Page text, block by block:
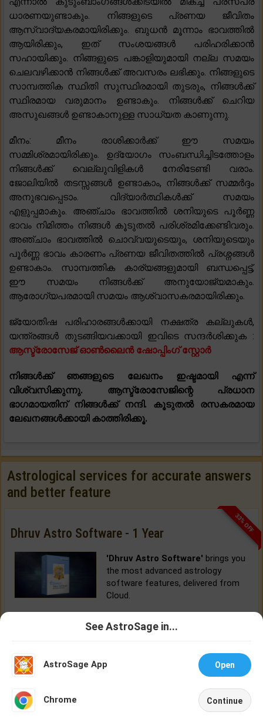
ധാരണയുണ്ടാകും. നിങ്ങളുടെ പ്രണയ ജീവിതം
ആസ്വാദ്യകരമായിരിക്കും. ബുധൻ മൂന്നാം ഭാവത്തിൽ
ആയിരിക്കും, ഇത് സംശയങ്ങൾ പരിഹരിക്കാൻ
സഹായിക്കും. നിങ്ങളുടെ പങ്കാളിയുമായി നല്ല സമയം
ചെലവഴിക്കാൻ നിങ്ങൾക്ക് അവസരം ലഭിക്കും. നിങ്ങളുടെ
സാമ്പത്തിക സ്ഥിതി സുസ്ഥിരമായി തുടരും, നിങ്ങൾക്ക്
സ്ഥിരമായ വരുമാനം ഉണ്ടാകും. നിങ്ങൾക്ക് ചെറിയ
അസുഖങ്ങൾ ഉണ്ടാകാനുള്ള സാധ്യത കാണുന്നു.
മീനം: മീനം രാശിക്കാർക്ക് ഈ സമയം
സമ്മിശ്രമായിരിക്കും. ഉദ്യോഗം സംബന്ധിച്ചിടത്തോളം
നിങ്ങൾക്ക് വെല്ലുവിളികൾ നേരിടേണ്ടി വരാം.
ജോലിയിൽ തടസ്സങ്ങൾ ഉണ്ടാകാം, നിങ്ങൾക്ക് സമ്മർദ്ദം
അനുഭവപ്പെടാം. വിദ്യാർത്ഥികൾക്ക് സമയം
എളുപ്പമാകും. അഞ്ചാം ഭാവത്തിൽ ശനിയുടെ പൂർണ്ണ
ഭാവം നിമിത്തം നിങ്ങൾ കൂടുതൽ പരിശ്രമിക്കേണ്ടിവരും.
അഞ്ചാം ഭാവത്തിൽ ചൊവ്വയുടെയും, ശനിയുടെയും
പൂർണ്ണ ഭാവം കാരണം പ്രണയ ജീവിതത്തിൽ പ്രശ്നങ്ങൾ
ഉണ്ടാകാം. സാമ്പത്തിക കാര്യങ്ങളുമായി ബന്ധപ്പെട്ട്,
ഈ സമയം നിങ്ങൾക്ക് അനുയോജ്യമാകും.
ആരോഗ്യപരമായി സമയം ആശ്വാസകരമായിരിക്കും.
ജ്യോതിഷ പരിഹാരങ്ങൾക്കായി നക്ഷത്ര കല്ലുകൾ,
യന്ത്രങ്ങൾ തുടങ്ങിയവക്കായി ഇവിടെ സന്ദർശിക്കുക :
ആസ്ട്രോസേജ് ഓൺലൈൻ ഷോപ്പിംഗ് സ്റ്റോർ
നിങ്ങൾക്ക് ഞങ്ങളുടെ ലേഖനം ഇഷ്ടമായി എന്ന്
വിശ്വസിക്കുന്നു. ആസ്ട്രോസേജിന്റെ പ്രധാന
ഭാഗമായതിന് നിങ്ങൾക്ക് നന്ദി. കൂടുതൽ രസകരമായ
ലേഖനങ്ങൾക്കായി കാത്തിരിക്കൂ.
Astrological services for accurate answers
and better feature
33% OFF
Dhruv Astro Software - 1 Year
'Dhruv Astro Software' brings you
the most advanced astrology
software features, delivered from
Cloud.
See AstroSage in...
AstroSage App Open
Chrome Continue
Astrologer
Home Account